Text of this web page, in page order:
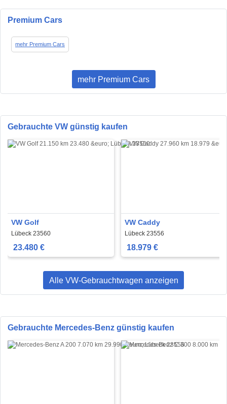
Premium Cars
mehr Premium Cars
mehr Premium Cars
Gebrauchte VW günstig kaufen
VW Golf
Lübeck 23560
23.480 €
VW Caddy
Lübeck 23556
18.979 €
Alle VW-Gebrauchtwagen anzeigen
Gebrauchte Mercedes-Benz günstig kaufen